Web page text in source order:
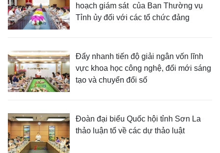
hoạch giám sát của Ban Thường vụ
Tỉnh ủy đối với các tổ chức đảng
Đẩy nhanh tiến độ giải ngân vốn lĩnh
vực khoa học công nghệ, đổi mới sáng
tạo và chuyển đổi số
Đoàn đại biểu Quốc hội tỉnh Sơn La
thảo luận tổ về các dự thảo luật